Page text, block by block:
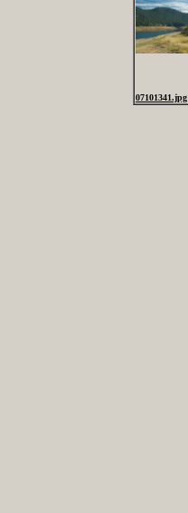
07101341.jpg